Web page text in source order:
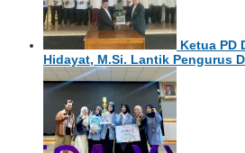
Ketua PD
Hidayat, M.Si. Lantik Pengurus